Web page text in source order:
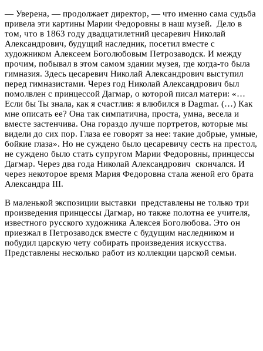
— Уверена, — продолжает директор, — что именно сама судьба
привела эти картины Марии Федоровны в наш музей. Дело в
том, что в 1863 году двадцатилетний цесаревич Николай
Александрович, будущий наследник, посетил вместе с
художником Алексеем Боголюбовым Петрозаводск. И между
прочим, побывал в этом самом здании музея, где когда-то была
гимназия. Здесь цесаревич Николай Александрович выступил
перед гимназистами. Через год Николай Александрович был
помолвлен с принцессой Дагмар, о которой писал матери: «…
Если бы Ты знала, как я счастлив: я влюбился в Dagmar. (…) Как
мне описать ее? Она так симпатична, проста, умна, весела и
вместе застенчива. Она гораздо лучше портретов, которые мы
видели до сих пор. Глаза ее говорят за нее: такие добрые, умные,
бойкие глаза». Но не суждено было цесаревичу сесть на престол,
не суждено было стать супругом Марии Федоровны, принцессы
Дагмар. Через два года Николай Александрович скончался. И
через некоторое время Мария Федоровна стала женой его брата
Александра III.
В маленькой экспозиции выставки представлены не только три
произведения принцессы Дагмар, но также полотна ее учителя,
известного русского художника Алексея Боголюбова. Это он
приезжал в Петрозаводск вместе с будущим наследником и
побудил царскую чету собирать произведения искусства.
Представлены несколько работ из коллекции царской семьи.